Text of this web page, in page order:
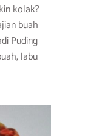
kolak?
buah
Puding
labu